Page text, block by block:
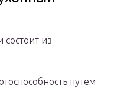
из
путем